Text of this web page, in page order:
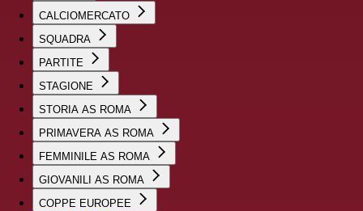
CALCIOMERCATO
SQUADRA
PARTITE
STAGIONE
STORIA AS ROMA
PRIMAVERA AS ROMA
FEMMINILE AS ROMA
GIOVANILI AS ROMA
COPPE EUROPEE